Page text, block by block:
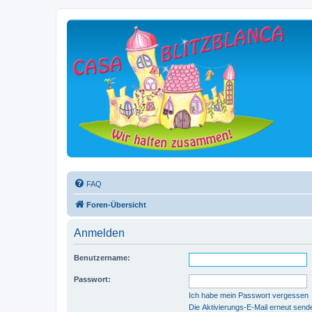
FAQ
Foren-Übersicht
Anmelden
Benutzername:
Passwort:
Ich habe mein Passwort vergessen
Die Aktivierungs-E-Mail erneut